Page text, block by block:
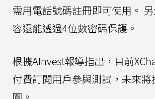
需用電話號碼註冊即可使用。
容還能透過4位數密碼保護。
根據AInvest報導指出，目前
付費訂閱用戶參與測試，未來將